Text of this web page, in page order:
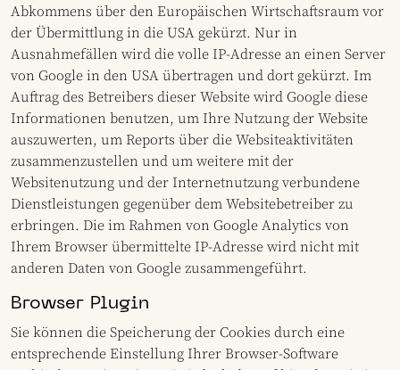
Abkommens über den Europäischen Wirtschaftsraum vor
der Übermittlung in die USA gekürzt. Nur in
Ausnahmefällen wird die volle IP-Adresse an einen Server
von Google in den USA übertragen und dort gekürzt. Im
Auftrag des Betreibers dieser Website wird Google diese
Informationen benutzen, um Ihre Nutzung der Website
auszuwerten, um Reports über die Websiteaktivitäten
zusammenzustellen und um weitere mit der
Websitenutzung und der Internetnutzung verbundene
Dienstleistungen gegenüber dem Websitebetreiber zu
erbringen. Die im Rahmen von Google Analytics von
Ihrem Browser übermittelte IP-Adresse wird nicht mit
anderen Daten von Google zusammengeführt.
Browser Plugin
Sie können die Speicherung der Cookies durch eine
entsprechende Einstellung Ihrer Browser-Software